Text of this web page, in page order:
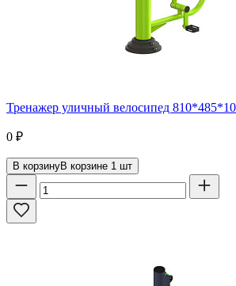
Тренажер уличный велосипед
0 ₽
В корзинуВ корзине 1 шт